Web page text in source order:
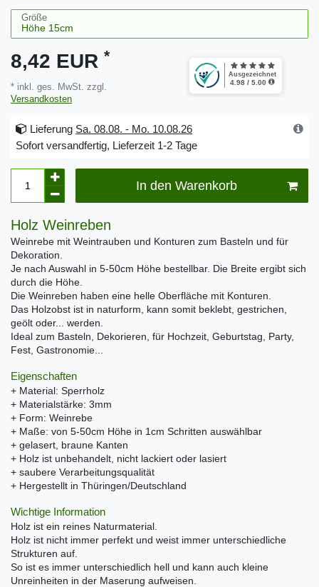
Größe
8,42 EUR *
* inkl. ges. MwSt. zzgl.
Versandkosten
Lieferung Sa. 08.08. - Mo. 10.08.26
Sofort versandfertig, Lieferzeit 1-2 Tage
In den Warenkorb
Holz Weinreben
Weinrebe mit Weintrauben und Konturen zum Basteln und für
Dekoration.
Je nach Auswahl in 5-50cm Höhe bestellbar. Die Breite ergibt sich
durch die Höhe.
Die Weinreben haben eine helle Oberfläche mit Konturen.
Das Holzobst ist in naturform, kann somit beklebt, gestrichen,
geölt oder... werden.
Ideal zum Basteln, Dekorieren, für Hochzeit, Geburtstag, Party,
Fest, Gastronomie...
Eigenschaften
+ Material: Sperrholz
+ Materialstärke: 3mm
+ Form: Weinrebe
+ Maße: von 5-50cm Höhe in 1cm Schritten auswählbar
+ gelasert, braune Kanten
+ Holz ist unbehandelt, nicht lackiert oder lasiert
+ saubere Verarbeitungsqualität
+ Hergestellt in Thüringen/Deutschland
Wichtige Information
Holz ist ein reines Naturmaterial.
Holz ist nicht immer perfekt und weist immer unterschiedliche
Strukturen auf.
So ist es immer unterschiedlich hell und kann auch kleine
Unreinheiten in der Maserung aufweisen.